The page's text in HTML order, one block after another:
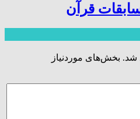
قرآن
شد. بخش‌های موردنیاز